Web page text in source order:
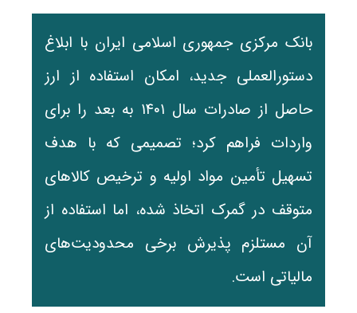
بانک مرکزی جمهوری اسلامی ایران با ابلاغ
دستورالعملی جدید، امکان استفاده از ارز
حاصل از صادرات سال ۱۴۰۱ به بعد را برای
واردات فراهم کرد؛ تصمیمی که با هدف
تسهیل تأمین مواد اولیه و ترخیص کالاهای
متوقف در گمرک اتخاذ شده، اما استفاده از
آن مستلزم پذیرش برخی محدودیت‌های
مالیاتی است.